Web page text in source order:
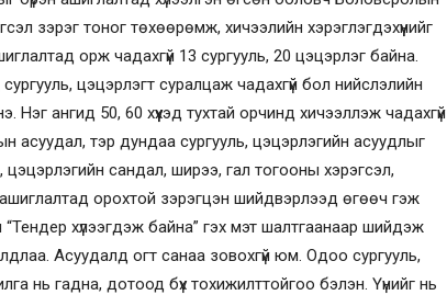
зэрэг тоног төхөөрөмж, хичээлийн хэрэглэгдэхүүнийг
орж чадахгүй 13 сургууль, 20 цэцэрлэг байна.
цэцэрлэгт суралцаж чадахгүй бол нийслэлийн
ангид 50, 60 хүүхэд тухтай орчинд хичээллэж чадахгүй
тэр дундаа сургууль, цэцэрлэгийн асуудлыг
цэцэрлэгийн сандал, ширээ, гал тогооны хэрэгсэл,
орохтой зэрэгцэн шийдвэрлээд өгөөч гэж
хүлээгдэж байна” гэх мэт шалтгаанаар шийдэж
Асуудалд огт санаа зовохгүй юм. Одоо сургууль,
нь гадна, дотоод бүх тохижилттойгоо бэлэн. Үүнийг нь